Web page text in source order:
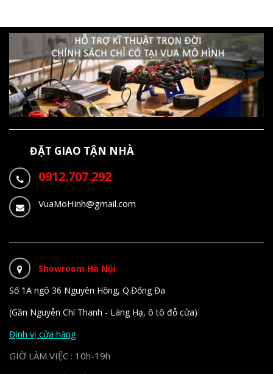
ĐẶT GIAO TẬN NHÀ
0912.707.292
VuaMoHinh@gmail.com
Showroom Hà Nội
Số 1A ngõ 36 Nguyên Hồng, Q.Đống Đa
(Gần Nguyễn Chí Thanh - Láng Hạ, ô tô đỗ cửa)
Định vị cửa hàng
GIỜ LÀM VIỆC : 10h-19h